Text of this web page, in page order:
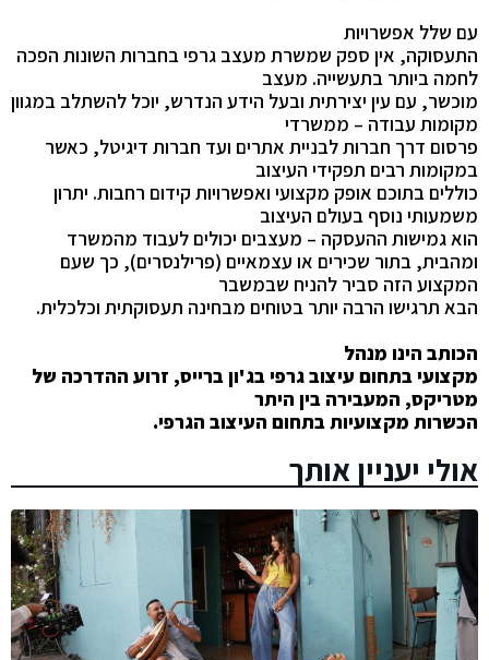
עם שלל אפשרויות
התעסוקה, אין ספק שמשרת מעצב גרפי בחברות השונות הפכה
לחמה ביותר בתעשייה. מעצב
מוכשר, עם עין יצירתית ובעל הידע הנדרש, יוכל להשתלב במגוון
מקומות עבודה – ממשרדי
פרסום דרך חברות לבניית אתרים ועד חברות דיגיטל, כאשר
במקומות רבים תפקידי העיצוב
כוללים בתוכם אופק מקצועי ואפשרויות קידום רחבות. יתרון
משמעותי נוסף בעולם העיצוב
הוא גמישות ההעסקה – מעצבים יכולים לעבוד מהמשרד
ומהבית, בתור שכירים או עצמאיים (פרילנסרים), כך שעם
המקצוע הזה סביר להניח שבמשבר
הבא תרגישו הרבה יותר בטוחים מבחינה תעסוקתית וכלכלית.
הכותב הינו מנהל
מקצועי בתחום עיצוב גרפי בג'ון ברייס, זרוע ההדרכה של
מטריקס, המעבירה בין היתר
הכשרות מקצועיות בתחום העיצוב הגרפי.
אולי יעניין אותך